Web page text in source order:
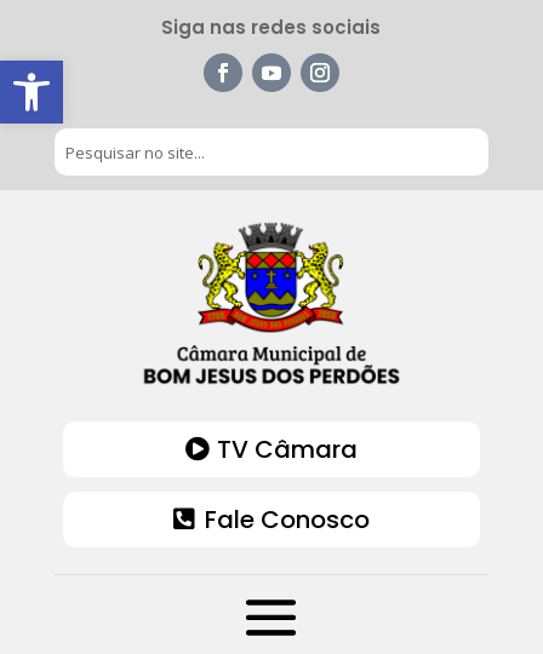
Barra de Ferramentas Aberta
Siga nas redes sociais
TV Câmara
Fale Conosco